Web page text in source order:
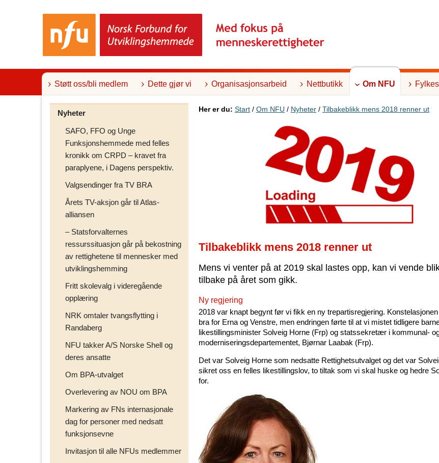
o
Støtt oss/bli medlem Dette gjør vi Organisasjonsarbeid Nettbutikk Om NFU
Nyheter
SAFO, FFO og Unge
Funksjonshemmede med felles
kronikk om CRPD – kravet fra
paraplyene, i Dagens perspektiv.
Valgsendinger fra TV BRA
Årets TV-aksjon går til Atlas-
alliansen
– Statsforvalternes
ressurssituasjon går på bekostning
av rettighetene til mennesker med
utviklingshemming
Fritt skolevalg i videregående
opplæring
NRK omtaler tvangsflytting i
Randaberg
NFU takker A/S Norske Shell og
deres ansatte
Om BPA-utvalget
Overlevering av NOU om BPA
Markering av FNs internasjonale
dag for personer med nedsatt
funksjonsevne
Invitasjon til alle NFUs medlemmer
Her er du: Start / Om NFU / Nyheter / Tilbakeblikk mens 2018 renner ut
Tilbakeblikk mens 2018 renner ut
Mens vi venter på at 2019 skal lastes opp, kan vi vende
tilbake på året som gikk.
Ny regjering
2018 var knapt begynt før vi fikk en ny trepartisregjering.
bra for Erna og Venstre, men endringen førte til at vi mistet tidligere
likestillingsminister Solveig Horne (Frp) og statssekretær i kommunal-
moderniseringsdepartementet, Bjørnar Laabak (Frp).
Det var Solveig Horne som nedsatte Rettighetsutvalget og det var
sikret oss en felles likestillingslov, to tiltak som vi skal huske og hedre
for.